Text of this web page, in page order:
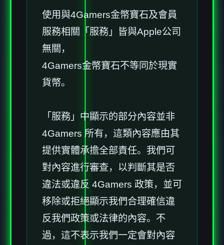
使用與4Gamers金幣寶石及會員
服務相關「服務」皆與Apple公司
無關，
4Gamers金幣寶石不等同於現實
貨幣。
「服務」中顯示的部分內容並非
4Gamers 所有，這類內容應由其
提供實體承擔全部責任。我們可
對內容進行審查，以判斷其是否
違法或違反 4Gamers 政策，並可
移除或拒絕顯示我們合理確信違
反我們政策或法律的內容。不
過，這不表示我們一定會對內容